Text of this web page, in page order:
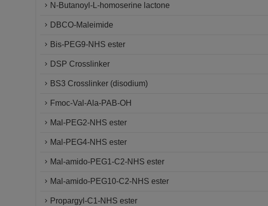
N-Butanoyl-L-homoserine lactone
DBCO-Maleimide
Bis-PEG9-NHS ester
DSP Crosslinker
BS3 Crosslinker (disodium)
Fmoc-Val-Ala-PAB-OH
Mal-PEG2-NHS ester
Mal-PEG4-NHS ester
Mal-amido-PEG1-C2-NHS ester
Mal-amido-PEG10-C2-NHS ester
Propargyl-C1-NHS ester